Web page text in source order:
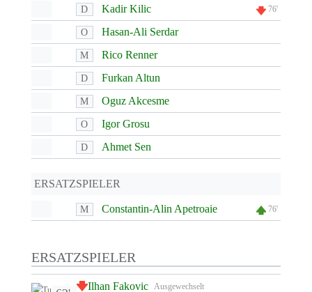
D Kadir Kilic 76'
O Hasan-Ali Serdar
M Rico Renner
D Furkan Altun
M Oguz Akcesme
O Igor Grosu
D Ahmet Sen
ERSATZSPIELER
M Constantin-Alin Apetroaie 76'
ERSATZSPIELER
Ausgewechselt
Ilhan Fakovic